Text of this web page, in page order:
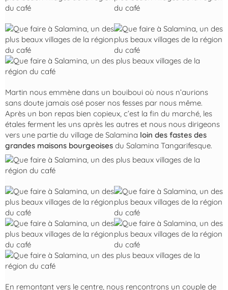
Martin nous emmène dans un bouiboui où nous n’aurions
sans doute jamais osé poser nos fesses par nous même.
Après un bon repas bien copieux, c’est la fin du marché, les
étales ferment les uns après les autres et nous nous dirigeons
vers une partie du village de Salamina loin des fastes des
grandes maisons bourgeoises du Salamina Tangarifesque.
En remontant vers le centre, nous rencontrons un couple de